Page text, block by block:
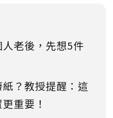
老後，先想5件
？教授提醒：這
重要！